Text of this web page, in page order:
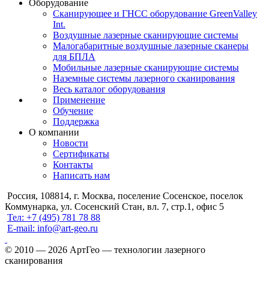
Оборудование
Сканирующее и ГНСС оборудование GreenValley
Int.
Воздушные лазерные сканирующие системы
Малогабаритные воздушные лазерные сканеры
для БПЛА
Мобильные лазерные сканирующие системы
Наземные системы лазерного сканирования
Весь каталог оборудования
Применение
Обучение
Поддержка
О компании
Новости
Сертификаты
Контакты
Написать нам
Россия, 108814, г. Москва, поселение Сосенское, поселок
Коммунарка, ул. Сосенский Стан, вл. 7, стр.1, офис 5
Тел: +7 (495) 781 78 88
E-mail: info@art-geo.ru
© 2010 — 2026 АртГео — технологии лазерного
сканирования